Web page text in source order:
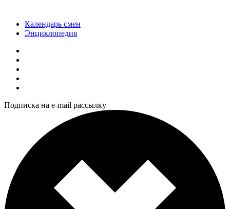
Календарь смен
Энциклопедия
Подписка на e-mail рассылку